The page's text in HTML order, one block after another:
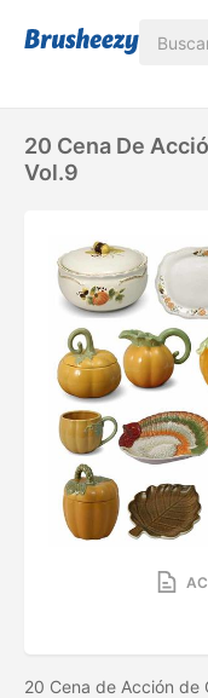
20 Cena De
Vol.9
20 Cena de Acción de